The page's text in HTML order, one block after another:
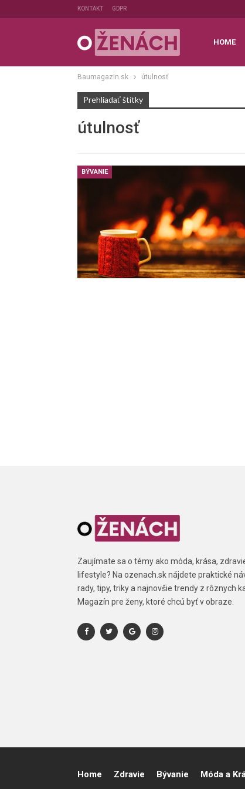
KONTAKT GDPR
HOME
Baumagazin.sk útulnosť
Prehliadať štítky
útulnosť
BÝVANIE
Zaujímate sa o témy ako móda, krása,
lifestyle? Na ozenach.sk nájdete praktické
rady, tipy, triky a najnovšie trendy z rôznych
Magazín pre ženy, ktoré chcú byť v obraze.
Home Zdravie Bývanie Móda a